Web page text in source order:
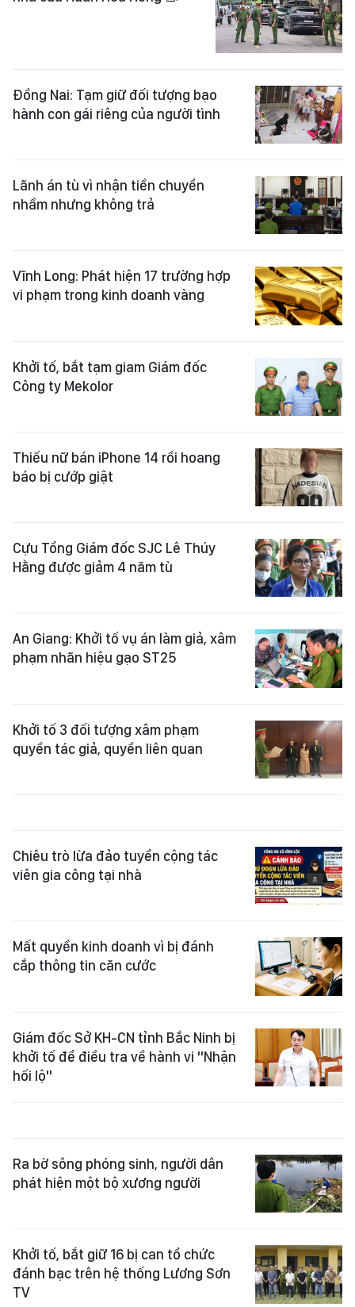
Đồng Nai: Tạm giữ đối tượng bạo
hành con gái riêng của người tình
Lãnh án tù vì nhận tiền chuyển
nhầm nhưng không trả
Vĩnh Long: Phát hiện 17 trường hợp
vi phạm trong kinh doanh vàng
Khởi tố, bắt tạm giam Giám đốc
Công ty Mekolor
Thiếu nữ bán iPhone 14 rồi hoang
báo bị cướp giật
Cựu Tổng Giám đốc SJC Lê Thúy
Hằng được giảm 4 năm tù
An Giang: Khởi tố vụ án làm giả, xâm
phạm nhãn hiệu gạo ST25
Khởi tố 3 đối tượng xâm phạm
quyền tác giả, quyền liên quan
Chiêu trò lừa đảo tuyển cộng tác
viên gia công tại nhà
Mất quyền kinh doanh vì bị đánh
cắp thông tin căn cước
Giám đốc Sở KH-CN tỉnh Bắc Ninh bị
khởi tố để điều tra về hành vi "Nhận
hối lộ"
Ra bờ sông phóng sinh, người dân
phát hiện một bộ xương người
Khởi tố, bắt giữ 16 bị can tổ chức
đánh bạc trên hệ thống Lương Sơn
TV